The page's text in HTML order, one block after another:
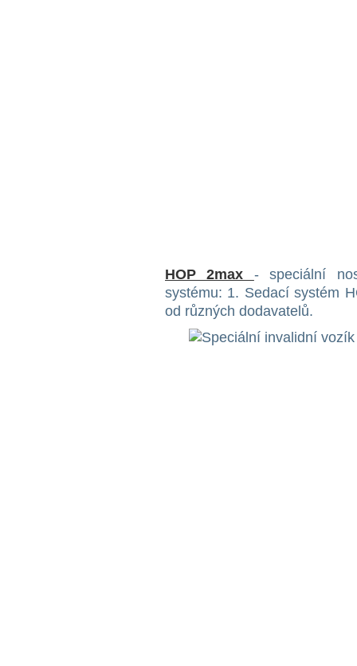
HOP 2max - speciální
systému: 1. Sedací systém
od různých dodavatelů.